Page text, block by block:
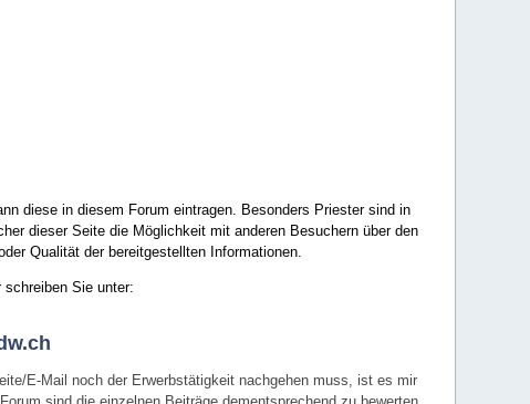
diese in diesem Forum eintragen. Besonders Priester sind in
dieser Seite die Möglichkeit mit anderen Besuchern über den
Qualität der bereitgestellten Informationen.
Sie unter:
E-Mail noch der Erwerbstätigkeit nachgehen muss, ist es mir